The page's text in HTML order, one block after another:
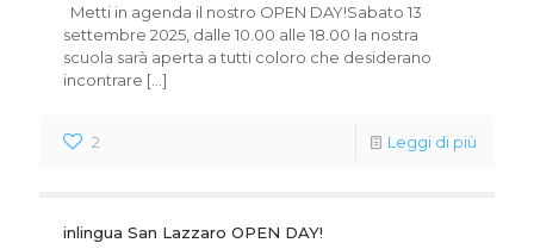
Metti in agenda il nostro OPEN DAY!Sabato 13
settembre 2025, dalle 10.00 alle 18.00 la nostra
scuola sarà aperta a tutti coloro che desiderano
incontrare […]
2 Leggi di più
inlingua San Lazzaro OPEN DAY!